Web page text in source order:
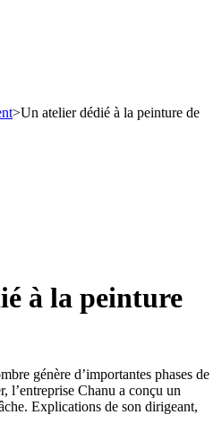
>Un atelier dédié à la peinture de
à la peinture
génère d’importantes phases de
l’entreprise Chanu a conçu un
Explications de son dirigeant,